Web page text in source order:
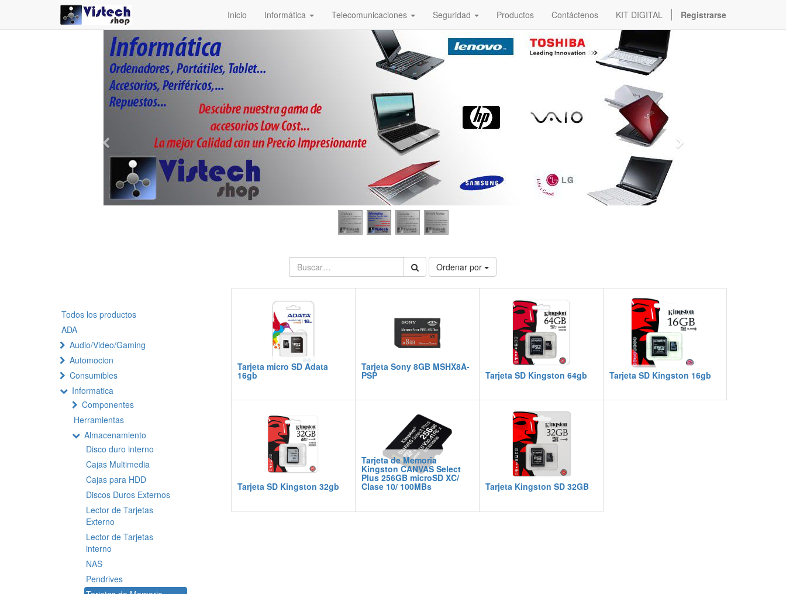
Inicio Informática Telecomunicaciones Seguridad Productos Contáctenos KIT DIGITAL Registrarse
Ordenar por
Todos los productos
ADA
Audio/Video/Gaming
Automocion
Consumibles
Informatica
Componentes
Herramientas
Almacenamiento
Disco duro interno
Cajas Multimedia
Cajas para HDD
Discos Duros Externos
Lector de Tarjetas
Externo
Lector de Tarjetas
interno
NAS
Pendrives
Tarjeta micro SD Adata
16gb
Tarjeta Sony 8GB MSHX8A-
PSP Tarjeta SD Kingston 64gb Tarjeta SD Kingston 16gb
Tarjeta SD Kingston 32gb
Tarjeta de Memoria
Kingston CANVAS Select
Plus 256GB microSD XC/
Clase 10/ 100MBs Tarjeta Kingston SD 32GB